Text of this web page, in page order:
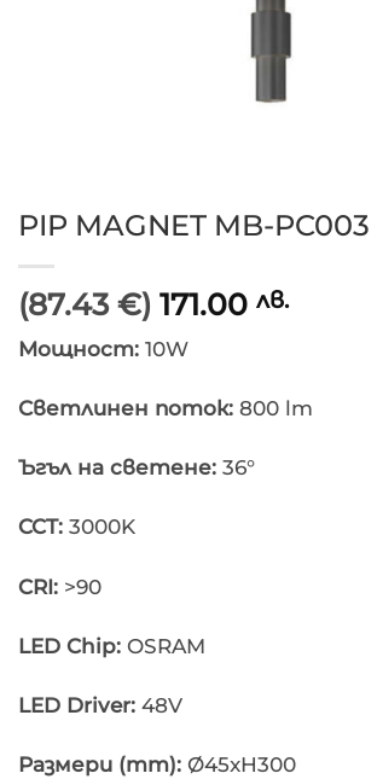
PIP MAGNET MB-PC003
(87.43 €) 171.00 лв.
Мощност: 10W
Светлинен поток: 800 lm
Ъгъл на светене: 36°
CCT: 3000K
CRI: >90
LED Chip: OSRAM
LED Driver: 48V
Размери (mm): Ø45xH300